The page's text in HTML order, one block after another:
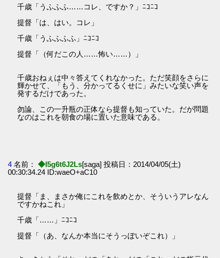
千歳「うふふふ……コレ、ですか？」ﾆｺﾆｺ
提督「は、はい。コレ」
千歳「うふふふふ」ﾆｺﾆｺ
提督「（何だこの人……怖い……）」
千歳おねぇは中々答えてくれなかった。ただ笑顔をさらに
輝かせて、「もう、分かってるくせに」みたいな笑い声を
発するだけであった。
勿論、この一升瓶の正体なら提督も知っていた。だが問題
なのはこれを朝食の場に置いた意味である。
4 名前： ◆I5g6t6J2Ls[saga] 投稿日：2014/04/05(土)
00:30:34.24 ID:waeO+aC10
提督「ま、まさか俺にこれを飲めとか、そういうアレなん
ですかねこれ」
千歳「……」ﾆｺﾆｺ
提督「（あ、なんか本当にそうっぽいぞこれ）」